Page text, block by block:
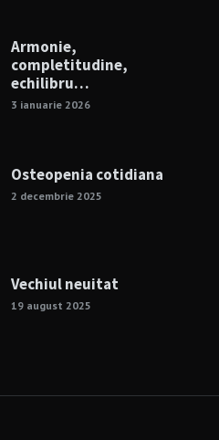
Armonie,
completitudine,
echilibru…
3 ianuarie 2026
Osteopenia cotidiana
2 decembrie 2025
Vechiul neuitat
19 august 2025